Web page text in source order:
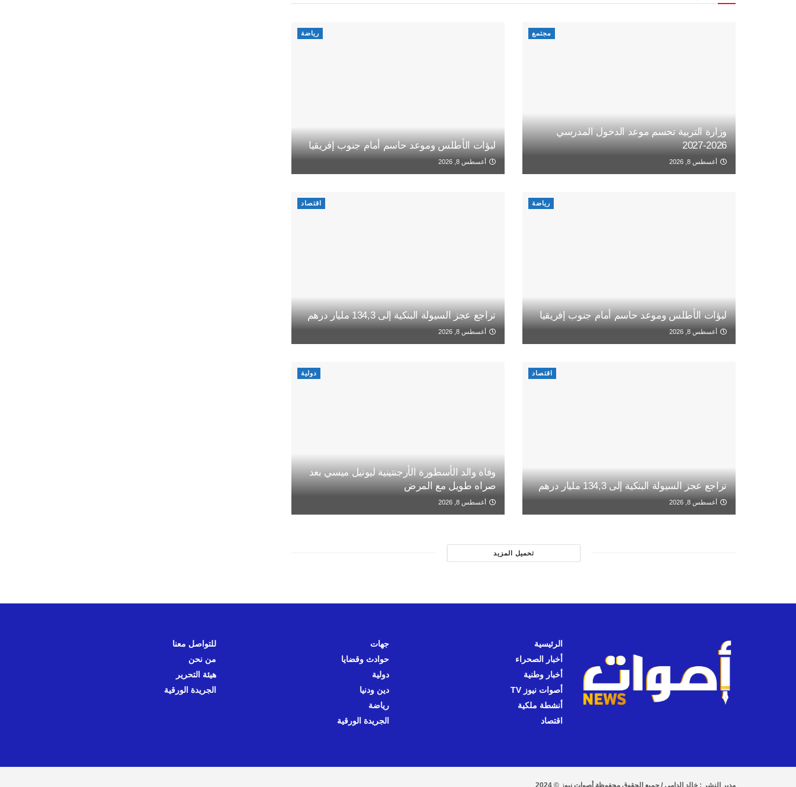
مجتمع
وزارة التربية تحسم موعد الدخول المدرسي
2026-2027
أغسطس 8, 2026
رياضة
لبؤات الأطلس وموعد حاسم أمام جنوب إفريقيا
أغسطس 8, 2026
رياضة
لبؤات الأطلس وموعد حاسم أمام جنوب إفريقيا
أغسطس 8, 2026
اقتصاد
تراجع عجز السيولة البنكية إلى 134,3 مليار درهم
أغسطس 8, 2026
اقتصاد
تراجع عجز السيولة البنكية إلى 134,3 مليار درهم
أغسطس 8, 2026
دولية
وفاة والد الأسطورة الأرجنتينية ليونيل ميسي بعد
صراه طويل مع المرض
أغسطس 8, 2026
تحميل المزيد
الرئيسية
أخبار الصحراء
أخبار وطنية
أصوات نيوز TV
أنشطة ملكية
اقتصاد
جهات
حوادث وقضايا
دولية
دين ودنيا
رياضة
الجريدة الورقية
للتواصل معنا
من نحن
هيئة التحرير
الجريدة الورقية
مدير النشر : خالد الدامي / جميع الحقوق محفوظة أصوات نيوز © 2024